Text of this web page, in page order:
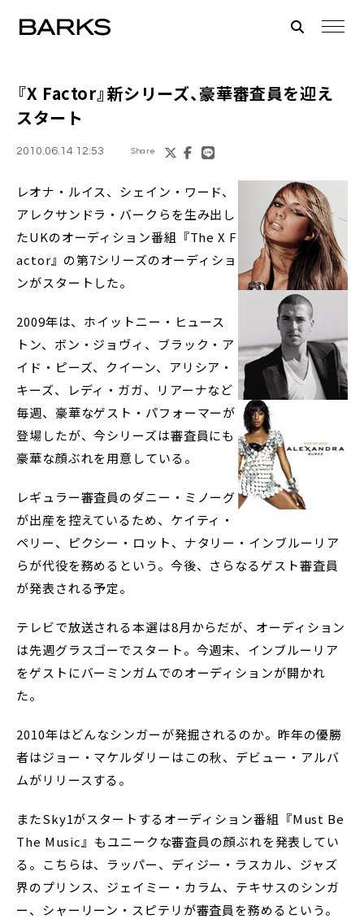
『X Factor』新シリーズ、豪華審査員を迎え
スタート
2010.06.14 12:53 Share
レオナ・ルイス、シェイン・ワード、
アレクサンドラ・バークらを生み出し
たUKのオーディション番組『The X F
actor』の第7シリーズのオーディショ
ンがスタートした。
2009年は、ホイットニー・ヒュース
トン、ボン・ジョヴィ、ブラック・ア
イド・ピーズ、クイーン、アリシア・
キーズ、レディ・ガガ、リアーナなど
毎週、豪華なゲスト・パフォーマーが
登場したが、今シリーズは審査員にも
豪華な顔ぶれを用意している。
レギュラー審査員のダニー・ミノーグ
が出産を控えているため、ケイティ・
ペリー、ピクシー・ロット、ナタリー・インブルーリア
らが代役を務めるという。今後、さらなるゲスト審査員
が発表される予定。
テレビで放送される本選は8月からだが、オーディション
は先週グラスゴーでスタート。今週末、インブルーリア
をゲストにバーミンガムでのオーディションが開かれ
た。
2010年はどんなシンガーが発掘されるのか。昨年の優勝
者はジョー・マケルダリーはこの秋、デビュー・アルバ
ムがリリースする。
またSky1がスタートするオーディション番組『Must Be
The Music』もユニークな審査員の顔ぶれを発表してい
る。こちらは、ラッパー、ディジー・ラスカル、ジャズ
界のプリンス、ジェイミー・カラム、テキサスのシンガ
ー、シャーリーン・スピテリが審査員を務めるという。